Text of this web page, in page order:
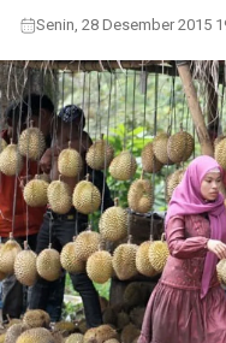
Senin, 28 Desember 2015